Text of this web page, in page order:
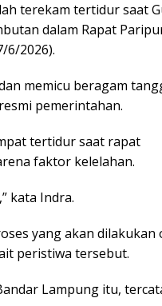
terekam tertidur saat
dalam Rapat
6/2026).
memicu beragam
pemerintahan.
tertidur saat rapat
faktor kelelahan.
kata Indra.
yang akan dilakukan
peristiwa tersebut.
Lampung itu,